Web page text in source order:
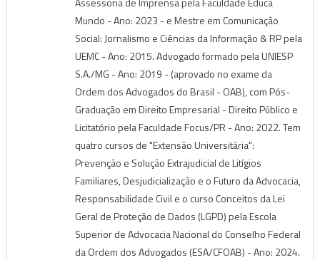
Mundo - Ano: 2023 - e Mestre em Comunicação
Social: Jornalismo e Ciências da Informação & RP pela
UEMC - Ano: 2015. Advogado formado pela UNIESP
S.A./MG - Ano: 2019 - (aprovado no exame da
Ordem dos Advogados do Brasil - OAB), com Pós-
Graduação em Direito Empresarial - Direito Público e
Licitatório pela Faculdade Focus/PR - Ano: 2022. Tem
quatro cursos de "Extensão Universitária":
Prevenção e Solução Extrajudicial de Litígios
Familiares, Desjudicialização e o Futuro da Advocacia,
Responsabilidade Civil e o curso Conceitos da Lei
Geral de Proteção de Dados (LGPD) pela Escola
Superior de Advocacia Nacional do Conselho Federal
da Ordem dos Advogados (ESA/CFOAB) - Ano: 2024.